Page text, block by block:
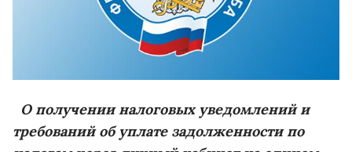
О получении налоговых уведомлений и
требований об уплате задолженности по